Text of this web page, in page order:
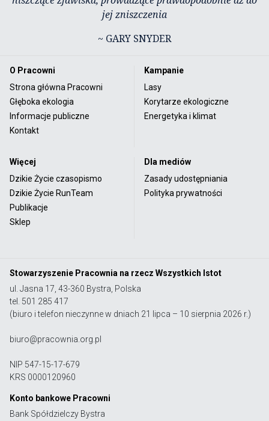
jej zniszczenia
~ GARY SNYDER
O Pracowni
Strona główna Pracowni
Głęboka ekologia
Informacje publiczne
Kontakt
Kampanie
Lasy
Korytarze ekologiczne
Energetyka i klimat
Więcej
Dzikie Życie czasopismo
Dzikie Życie RunTeam
Publikacje
Sklep
Dla mediów
Zasady udostępniania
Polityka prywatności
Stowarzyszenie Pracownia na rzecz Wszystkich Istot
ul. Jasna 17, 43-360 Bystra, Polska
tel. 501 285 417
(biuro i telefon nieczynne w dniach 21 lipca – 10 sierpnia 2026 r.)
biuro@pracownia.org.pl
NIP 547-15-17-679
KRS 0000120960
Konto bankowe Pracowni
Bank Spółdzielczy Bystra